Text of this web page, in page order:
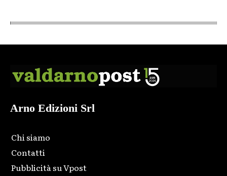
Arno Edizioni Srl
Chi siamo
Contatti
Pubblicità su Vpost